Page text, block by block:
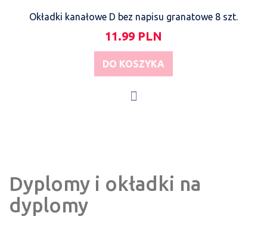
Okładki kanałowe D bez napisu granatowe 8 szt.
11.99 PLN
DO KOSZYKA
Dyplomy i okładki na
dyplomy